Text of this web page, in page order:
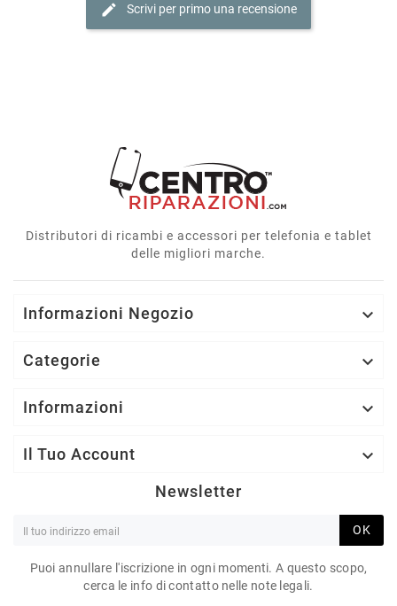
edit Scrivi per primo una recensione
Distributori di ricambi e accessori per telefonia e tablet
delle migliori marche.
Informazioni Negozio 
Categorie 
Informazioni 
Il Tuo Account 
Newsletter
OK
Puoi annullare l'iscrizione in ogni momenti. A questo scopo,
cerca le info di contatto nelle note legali.